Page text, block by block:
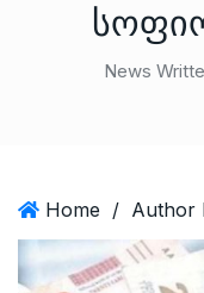
News
Home / Author